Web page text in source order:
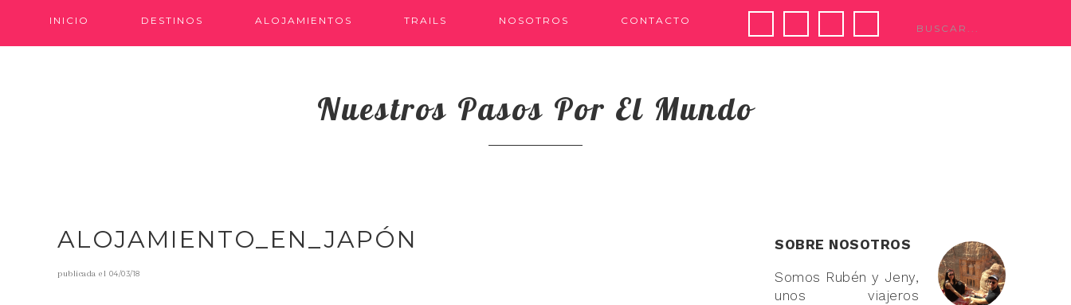
INICIO DESTINOS ALOJAMIENTOS TRAILS NOSOTROS CONTACTO
Nuestros Pasos Por El Mundo
ALOJAMIENTO_EN_JAPÓN
publicada el 04/03/18
SOBRE NOSOTROS
Somos Rubén y Jeny,
unos viajeros